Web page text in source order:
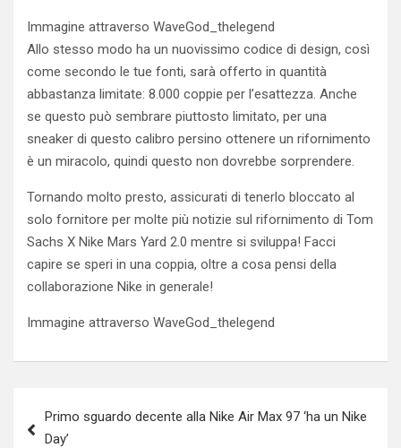
Immagine attraverso WaveGod_thelegend
Allo stesso modo ha un nuovissimo codice di design, così
come secondo le tue fonti, sarà offerto in quantità
abbastanza limitate: 8.000 coppie per l’esattezza. Anche
se questo può sembrare piuttosto limitato, per una
sneaker di questo calibro persino ottenere un rifornimento
è un miracolo, quindi questo non dovrebbe sorprendere.
Tornando molto presto, assicurati di tenerlo bloccato al
solo fornitore per molte più notizie sul rifornimento di Tom
Sachs X Nike Mars Yard 2.0 mentre si sviluppa! Facci
capire se speri in una coppia, oltre a cosa pensi della
collaborazione Nike in generale!
Immagine attraverso WaveGod_thelegend
navigation
Primo sguardo decente alla Nike Air Max 97 ‘ha un Nike
Day’